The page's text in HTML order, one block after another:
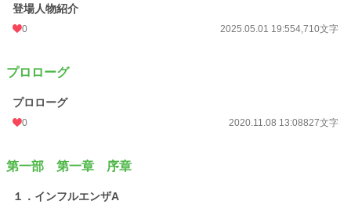
**********************
イケメンで日本大好きだけどちょっぴり変人なギル教授・漢らしい性格な助手
する、ご当地バイオテロ小説です。
を目の当たりにして、続きを非常に書きにくくなり、あと第５部を残すところで
が、アルファポリスでは進化版としてアップしていこうと思っています。続きが
何度か事件を起こしますが、これはバイオテロで画策され起きたことであり、感
登場人物紹介
0 2025.05.01 19:554,710文字
プロローグ
プロローグ
0 2020.11.08 13:08827文字
第一部 第一章 序章
１．インフルエンザA